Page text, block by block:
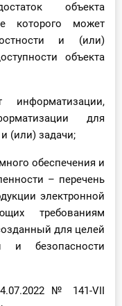
объекта
которого может
и (или)
объекта
для
(или) задачи;
обеспечения и
– перечень
электронной
требованиям
для целей
и безопасности
№ 141-VII